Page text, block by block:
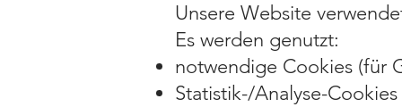
Unsere Website
Es werden genutzt:
notwendige Cookies (für
Statistik-/Analyse-